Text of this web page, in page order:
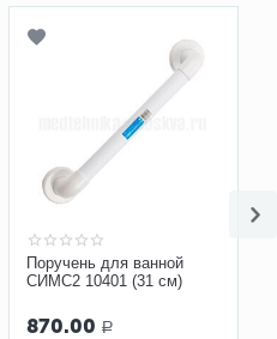
Menalind Professional
(MoliCare Skin)
Узнать о поступлении